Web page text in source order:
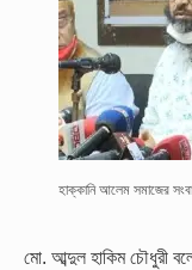
হাক্কানি আলেম সমাজের
মো. আব্দুল হাকিম চৌধুরী